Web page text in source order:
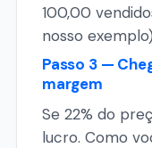
100,00
nosso
Passo 3 —
margem
Se 22% do
lucro. Como